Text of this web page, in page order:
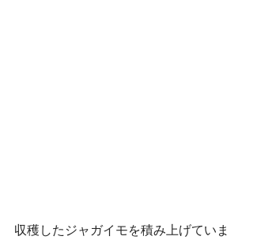
収穫したジャガイモを積み上げていま